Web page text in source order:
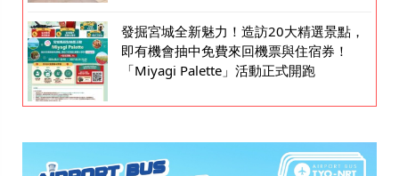
發掘宮城全新魅力！造訪20大精選景點，
即有機會抽中免費來回機票與住宿券！
「Miyagi Palette」活動正式開跑